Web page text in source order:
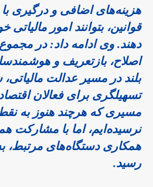
هزینه‌های اضافی و درگیری
قوانین، بتوانند امور
دهند. وی ادامه داد: در
اصلاح، بازتعریف و
بلند در مسیر عدالت
تسهیلگری برای فعالان
مسیری که هرچند هنوز به
نرسیده‌ایم، اما با مشارکت
همکاری دستگاه‌های مرتبط،
رسید.